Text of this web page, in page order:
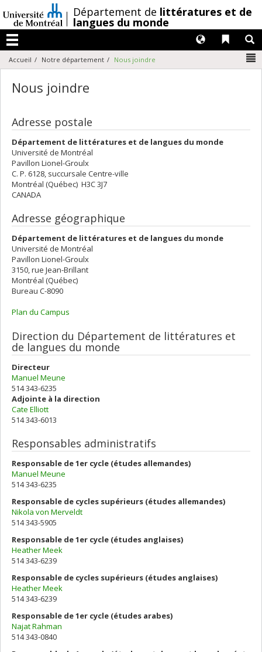
au
contenu
/Département de littératures et de
langues du monde
Menu
Liens
Langues
Accueil Notre département Nous joindre
Nous joindre
Adresse postale
Département de littératures et de langues du monde
Université de Montréal
Pavillon Lionel-Groulx
C. P. 6128, succursale Centre-ville
Montréal (Québec) H3C 3J7
CANADA
Adresse géographique
Département de littératures et de langues du monde
Université de Montréal
Pavillon Lionel-Groulx
3150, rue Jean-Brillant
Montréal (Québec)
Bureau C-8090
Plan du Campus
Direction du Département de littératures et
de langues du monde
Directeur
Manuel Meune
514 343-6235
Adjointe à la direction
Cate Elliott
514 343-6013
Responsables administratifs
Responsable de 1er cycle (études allemandes)
Manuel Meune
514 343-6235
Responsable de cycles supérieurs (études allemandes)
Nikola von Merveldt
514 343-5905
Responsable de 1er cycle (études anglaises)
Heather Meek
514 343-6239
Responsable de cycles supérieurs (études anglaises)
Heather Meek
514 343-6239
Responsable de 1er cycle (études arabes)
Najat Rahman
514 343-0840